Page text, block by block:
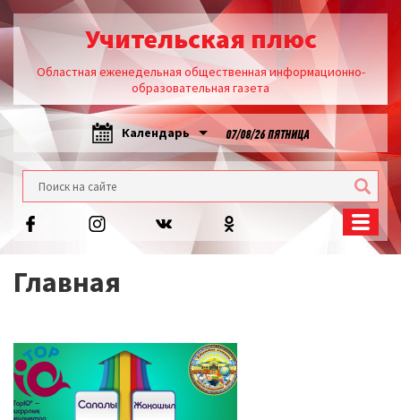
Учительская плюс
Областная еженедельная общественная информационно-
образовательная газета
Календарь 07/08/26 ПЯТНИЦА
Главная